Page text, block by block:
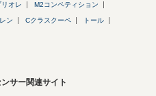
オレ M2コンペティション
ン Cクラスクーペ トール
サー関連サイト